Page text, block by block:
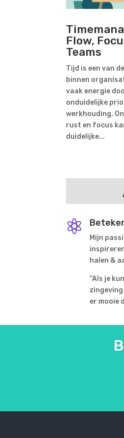
Flow,
Teams
Tijd is een van
binnen
vaak energie
onduidelijke
werkhouding.
rust en focus
duidelijke...

Mijn
halen &
“Als je
er mooie